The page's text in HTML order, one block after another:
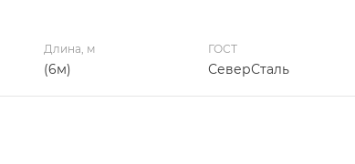
Длина, м
(6м)
ГОСТ
СеверСталь